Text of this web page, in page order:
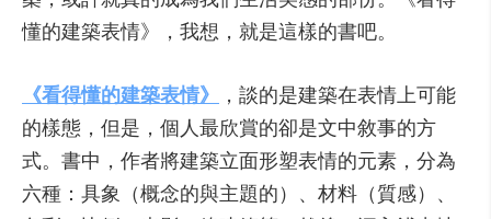
懂的建築表情》，我想，就是這樣的書吧。
《看得懂的建築表情》
，談的是建築在表情上可能
的樣態，但是，個人最欣賞的卻是文中敘事的方
式。書中，作者將建築立面形塑表情的元素，分為
六種：具象（概念的與主題的）、材料（質感）、